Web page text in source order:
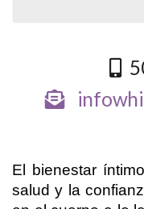
El bienestar
salud y la